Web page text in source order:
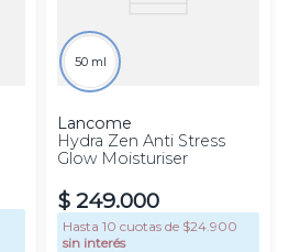
50 ml
Lancome
Hydra Zen Anti Stress
Glow Moisturiser
$ 249.000
Hasta10 cuotas de $24.900
sin interés